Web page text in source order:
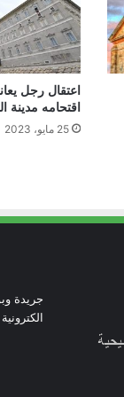
اعتقال رجل
اقتحامه مدينة
25 مايو، 2023
جريدة